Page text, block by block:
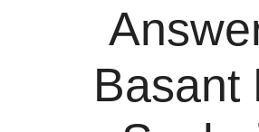
Basant